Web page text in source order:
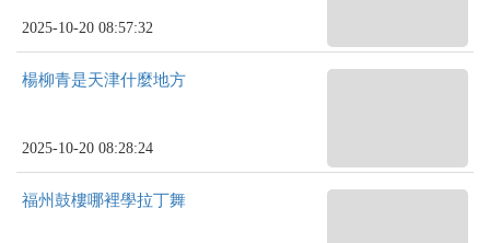
2025-10-20 08:57:32
楊柳青是天津什麼地方
2025-10-20 08:28:24
福州鼓樓哪裡學拉丁舞